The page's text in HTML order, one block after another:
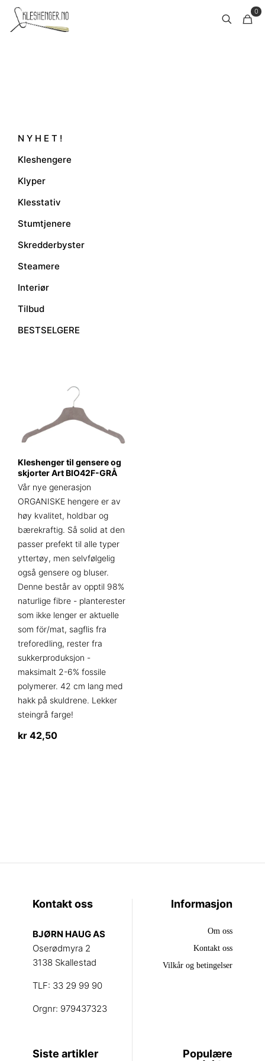
0
N Y H E T !
Kleshengere
Klyper
Klesstativ
Stumtjenere
Skredderbyster
Steamere
Interiør
Tilbud
BESTSELGERE
Kleshenger til gensere og
skjorter Art BIO42F-GRÅ
Vår nye generasjon
ORGANISKE hengere er av
høy kvalitet, holdbar og
bærekraftig. Så solid at den
passer prefekt til alle typer
yttertøy, men selvfølgelig
også gensere og bluser.
Denne består av opptil 98%
naturlige fibre - planterester
som ikke lenger er aktuelle
som för/mat, sagflis fra
treforedling, rester fra
sukkerproduksjon -
maksimalt 2-6% fossile
polymerer. 42 cm lang med
hakk på skuldrene. Lekker
steingrå farge!
kr 42,50
Kontakt oss
BJØRN HAUG AS
Oserødmyra 2
3138 Skallestad
TLF: 33 29 99 90
Orgnr: 979437323
Informasjon
Om oss
Kontakt oss
Vilkår og betingelser
Siste artikler
Populære